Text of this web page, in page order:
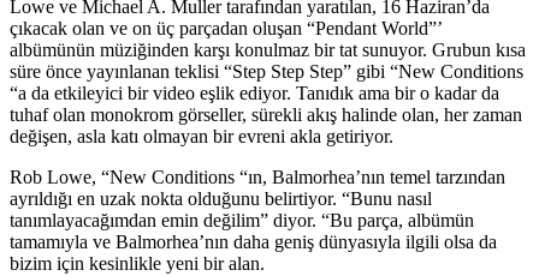
Lowe ve Michael A. Muller tarafından yaratılan, 16 Haziran’da
çıkacak olan ve on üç parçadan oluşan “Pendant World”’
albümünün müziğinden karşı konulmaz bir tat sunuyor. Grubun kısa
süre önce yayınlanan teklisi “Step Step Step” gibi “New Conditions
“a da etkileyici bir video eşlik ediyor. Tanıdık ama bir o kadar da
tuhaf olan monokrom görseller, sürekli akış halinde olan, her zaman
değişen, asla katı olmayan bir evreni akla getiriyor.
Rob Lowe, “New Conditions “ın, Balmorhea’nın temel tarzından
ayrıldığı en uzak nokta olduğunu belirtiyor. “Bunu nasıl
tanımlayacağımdan emin değilim” diyor. “Bu parça, albümün
tamamıyla ve Balmorhea’nın daha geniş dünyasıyla ilgili olsa da
bizim için kesinlikle yeni bir alan.